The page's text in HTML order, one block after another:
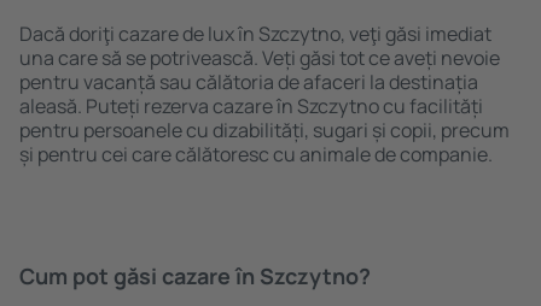
Dacă doriţi cazare de lux în Szczytno, veţi găsi imediat
una care să se potrivească. Veți găsi tot ce aveți nevoie
pentru vacanță sau călătoria de afaceri la destinația
aleasă. Puteți rezerva cazare în Szczytno cu facilități
pentru persoanele cu dizabilități, sugari și copii, precum
și pentru cei care călătoresc cu animale de companie.
Cum pot găsi cazare în Szczytno?